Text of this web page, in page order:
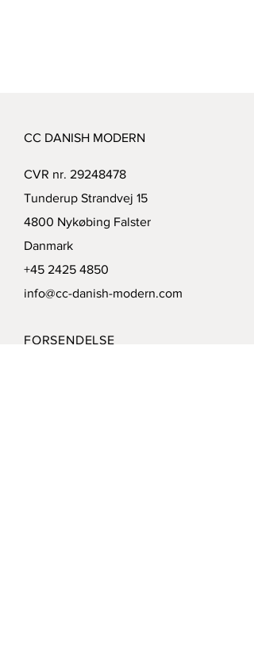
CC DANISH MODERN
CVR nr. 29248478
Tunderup Strandvej 15
4800 Nykøbing Falster
Danmark
+45 2425 4850
info@cc-danish-modern.com
FORSENDELSE